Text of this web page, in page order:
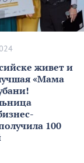
живет и
«Мама
100